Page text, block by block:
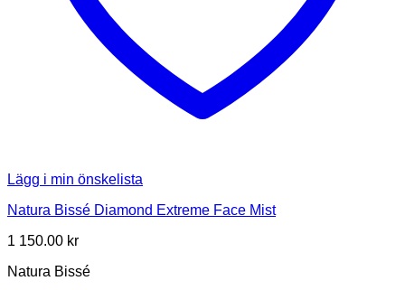
Lägg i min önskelista
Natura Bissé Diamond Extreme Face Mist
1 150.00 kr
Natura Bissé